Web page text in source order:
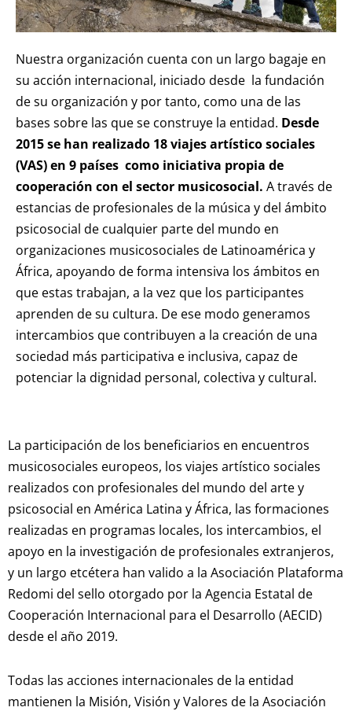
Nuestra organización cuenta con un largo bagaje en
su acción internacional, iniciado desde la fundación
de su organización y por tanto, como una de las
bases sobre las que se construye la entidad. Desde
2015 se han realizado 18 viajes artístico sociales
(VAS) en 9 países como iniciativa propia de
cooperación con el sector musicosocial. A través de
estancias de profesionales de la música y del ámbito
psicosocial de cualquier parte del mundo en
organizaciones musicosociales de Latinoamérica y
África, apoyando de forma intensiva los ámbitos en
que estas trabajan, a la vez que los participantes
aprenden de su cultura. De ese modo generamos
intercambios que contribuyen a la creación de una
sociedad más participativa e inclusiva, capaz de
potenciar la dignidad personal, colectiva y cultural.
La participación de los beneficiarios en encuentros
musicosociales europeos, los viajes artístico sociales
realizados con profesionales del mundo del arte y
psicosocial en América Latina y África, las formaciones
realizadas en programas locales, los intercambios, el
apoyo en la investigación de profesionales extranjeros,
y un largo etcétera han valido a la Asociación Plataforma
Redomi del sello otorgado por la Agencia Estatal de
Cooperación Internacional para el Desarrollo (AECID)
desde el año 2019.
Todas las acciones internacionales de la entidad
mantienen la Misión, Visión y Valores de la Asociación